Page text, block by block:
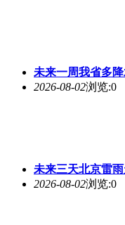
未来一周我省多
2026-08-02浏览:0
未来三天北京雷
2026-08-02浏览:0